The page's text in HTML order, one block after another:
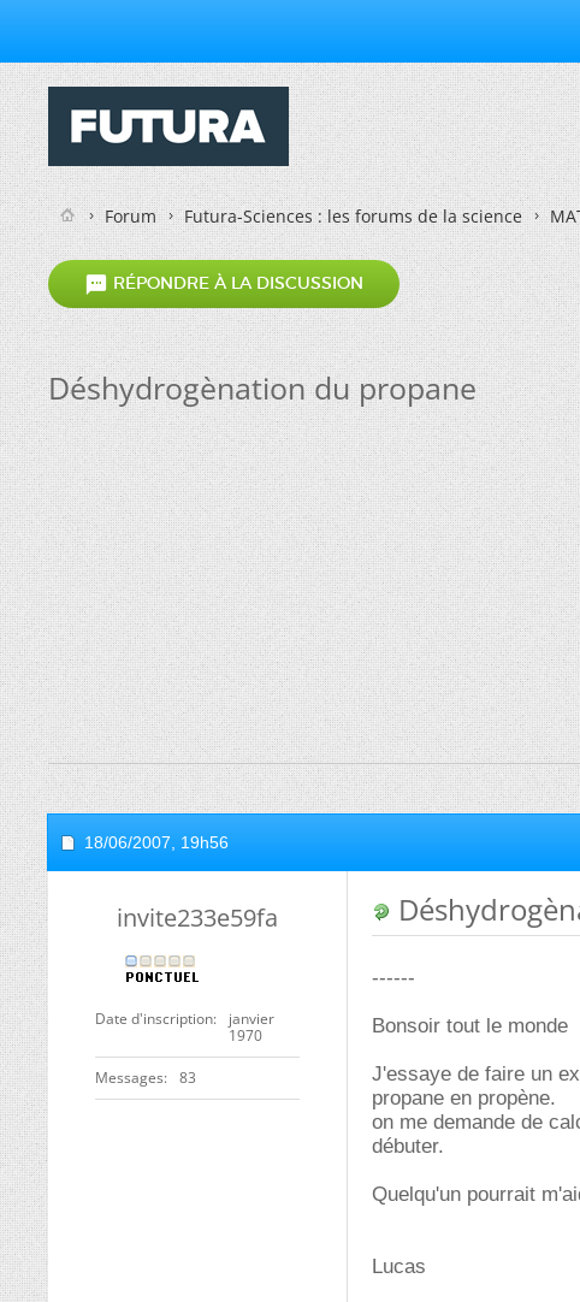
Forum Futura-Sciences : les forums de la science
 RÉPONDRE À LA DISCUSSION
Déshydrogènation du propane
18/06/2007, 19h56
invite233e59fa
Date d'inscription
janvier
1970
Messages 83
------
Bonsoir tout le monde
J'essaye de faire un
propane en propène.
on me demande de
débuter.
Quelqu'un pourrait
Lucas